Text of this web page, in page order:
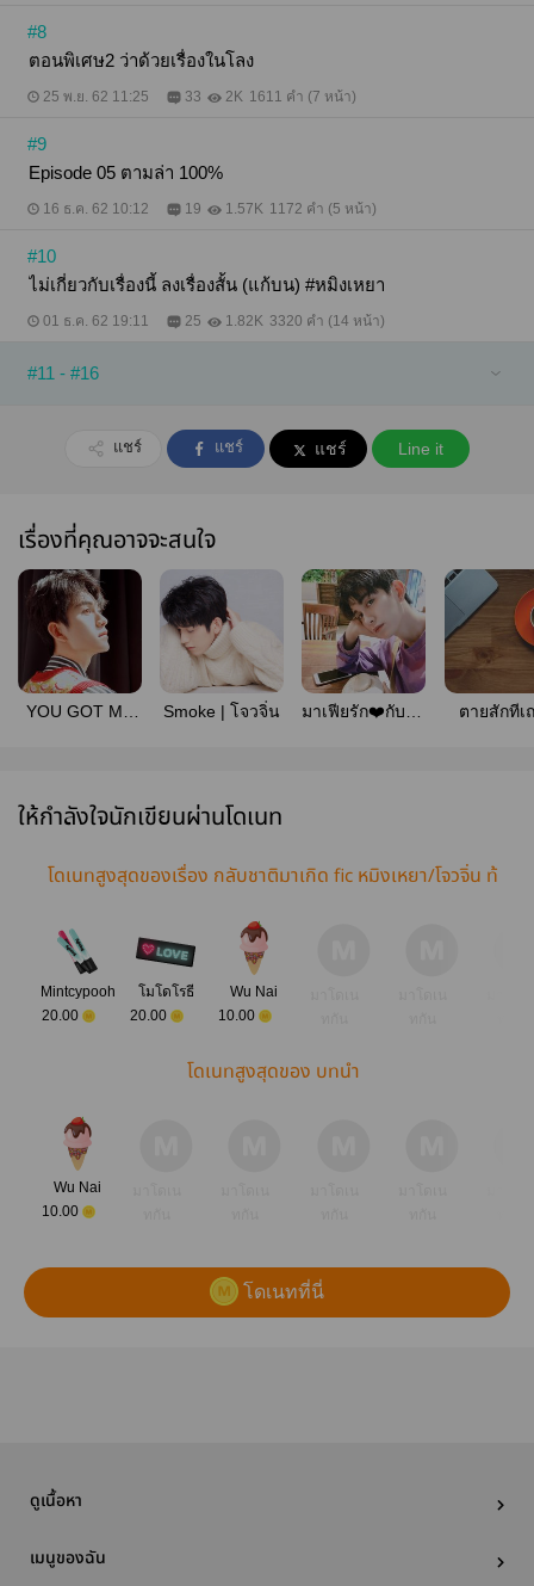
#8
ตอนพิเศษ2 ว่าด้วยเรื่องในโลง
25 พ.ย. 62 11:25 33 2K 1611 คำ (7 หน้า)
#9
Episode 05 ตามล่า 100%
16 ธ.ค. 62 10:12 19 1.57K 1172 คำ (5 หน้า)
#10
ไม่เกี่ยวกับเรื่องนี้ ลงเรื่องสั้น (แก้บน) #หมิงเหยา
01 ธ.ค. 62 19:11 25 1.82K 3320 คำ (14 หน้า)
#11 - #16
แชร์ แชร์ แชร์ Line it
เรื่องที่คุณอาจจะสนใจ
YOU GOT ME
โจว
Smoke | โจวจิ่น
มาเฟียรัก❤️กับดัก
ตายสักทีเ
ให้กำลังใจนักเขียนผ่านโดเนท
โดเนทสูงสุดของเรื่อง กลับชาติมาเกิด fic หมิงเหยา/โจวจิ่น ท้
Mintcypooh
20.00
โมโดโรธี
20.00
Wu Nai
10.00
โดเนทสูงสุดของ บทนำ
Wu Nai
10.00
โดเนทที่นี่
ดูเนื้อหา
เมนูของฉัน